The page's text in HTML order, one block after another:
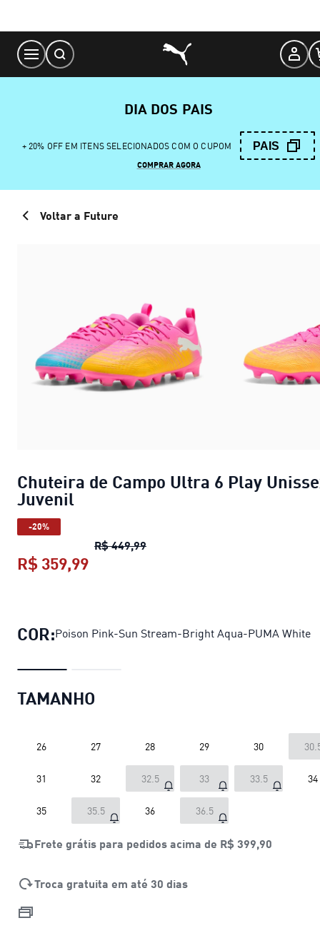
Content
DIA DOS PAIS
+ 20% OFF EM ITENS SELECIONADOS COM O CUPOM PAIS
COMPRAR AGORA
Voltar a Future
Chuteira de Campo Ultra 6 Play
Juvenil
-20%
R$ 449,99Chuteira de Campo Ultra 6 Play
R$ 359,99
COR:Poison Pink-Sun Stream-Bright Aqua-PUMA White
TAMANHO
26 27 28 29 30
31 32 32.5 33 33.5 34
35 35.5 36 36.5
Frete grátis para pedidos acima de R$ 399,90
Troca gratuita em até 30 dias